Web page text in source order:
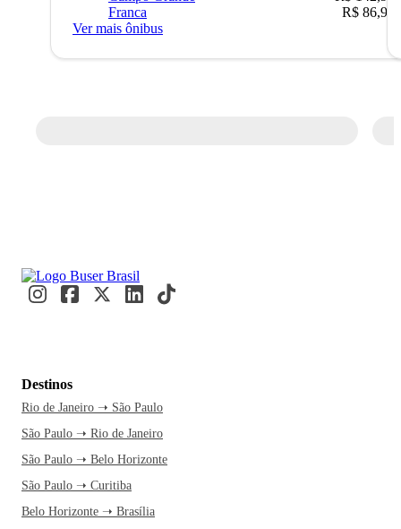
Franca
R$ 86,90
Ver mais ônibus
Destinos
Rio de Janeiro ➝ São Paulo
São Paulo ➝ Rio de Janeiro
São Paulo ➝ Belo Horizonte
São Paulo ➝ Curitiba
Belo Horizonte ➝ Brasília